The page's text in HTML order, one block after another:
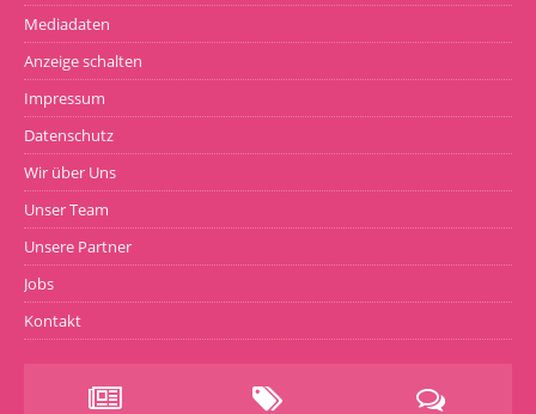
Mediadaten
Anzeige schalten
Impressum
Datenschutz
Wir über Uns
Unser Team
Unsere Partner
Jobs
Kontakt